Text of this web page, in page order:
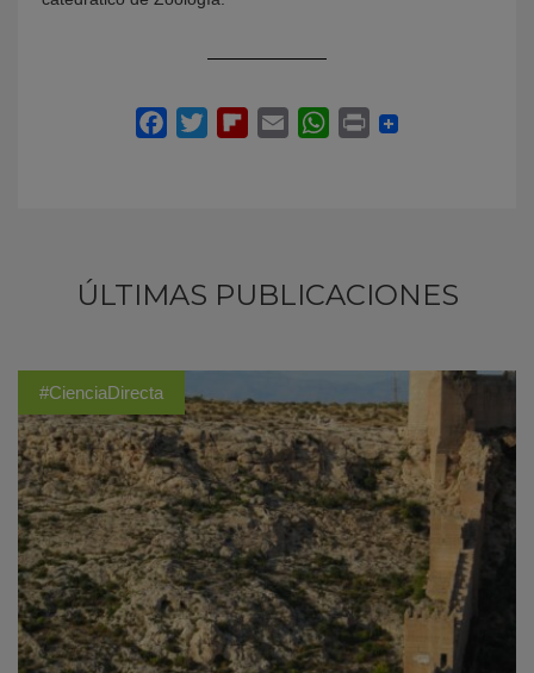
ÚLTIMAS PUBLICACIONES
#CienciaDirecta